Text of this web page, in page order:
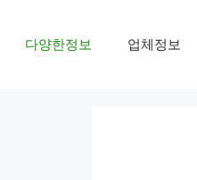
다양한정보 업체정보